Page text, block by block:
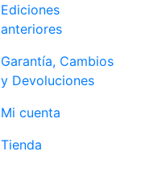
Ediciones
anteriores
Garantía, Cambios
y Devoluciones
Mi cuenta
Tienda